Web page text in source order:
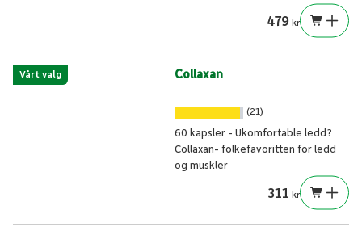
479 kr
Vårt valg Collaxan
(21)
60 kapsler - Ukomfortable ledd?
Collaxan- folkefavoritten for ledd
og muskler
311 kr